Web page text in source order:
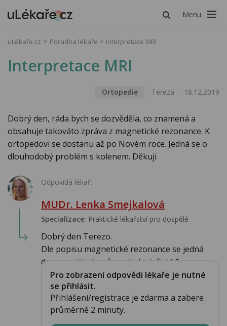
Menu
uLékaře.cz Poradna lékaře interpretace MRI
Interpretace MRI
Ortopedie Tereza 18.12.2019
Dobrý den, ráda bych se dozvěděla, co znamená a
obsahuje takováto zpráva z magnetické rezonance. K
ortopedovi se dostanu až po Novém roce. Jedná se o
dlouhodobý problém s kolenem. Děkuji
Odpovídá lékař:
MUDr. Lenka Smejkalová
Specializace: Praktické lékařství pro dospělé
Dobrý den Terezo.
Dle popisu magnetické rezonance se jedná
degenerativní změny v koleni. Takt�...
Pro zobrazení odpovědi lékaře je nutné
se přihlásit.
Přihlášení/registrace je zdarma a zabere
průměrně 2 minuty.